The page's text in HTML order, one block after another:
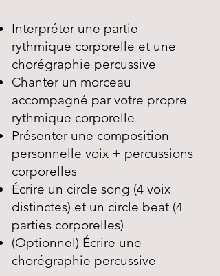
Interpréter une partie
rythmique corporelle et une
chorégraphie percussive
Chanter un morceau
accompagné par votre propre
rythmique corporelle
Présenter une composition
personnelle voix + percussions
corporelles
Écrire un circle song (4 voix
distinctes) et un circle beat (4
parties corporelles)
(Optionnel) Écrire une
chorégraphie percussive